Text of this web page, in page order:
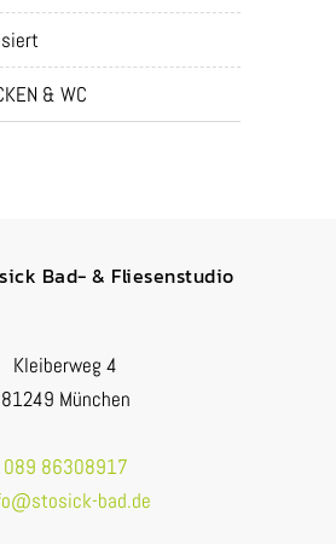
& WC
Bad- & Fliesenstudio
Kleiberweg 4
81249 München
089 86308917
bad.de